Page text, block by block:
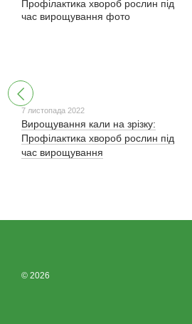
7 листопада 2022
Вирощування кали на зрізку:
Профілактика хвороб рослин під
час вирощування
© 2026